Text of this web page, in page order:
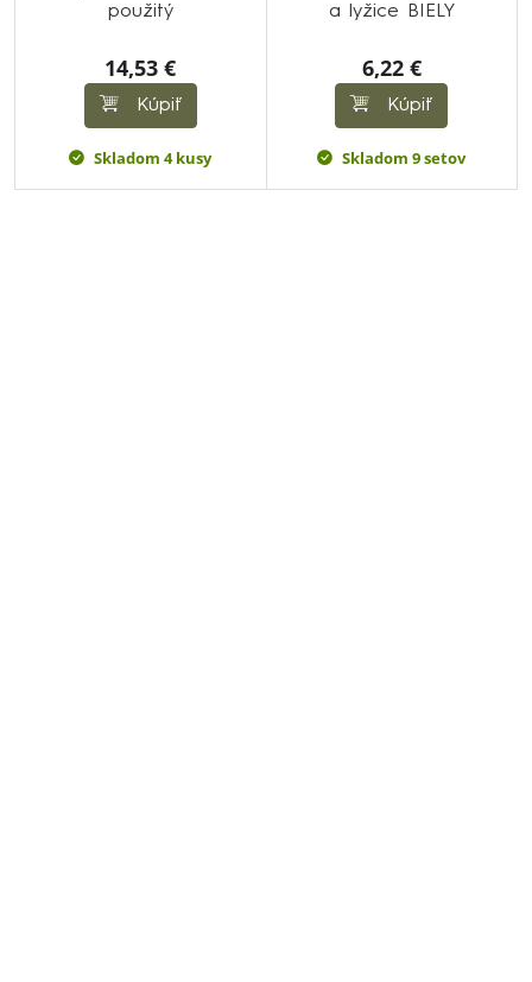
použitý
14,53 €
Kúpiť
Skladom 4 kusy
a lyžice BIELY
6,22 €
Kúpiť
Skladom 9 setov